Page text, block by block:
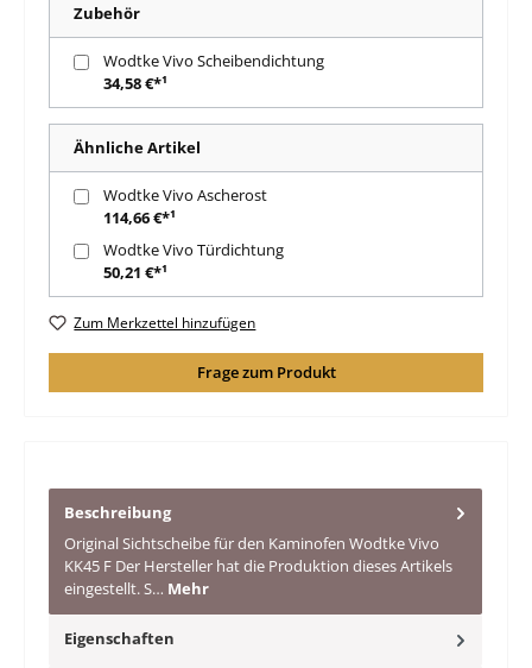
Zubehör
Wodtke Vivo Scheibendichtung
34,58 €*¹
Ähnliche Artikel
Wodtke Vivo Ascherost
114,66 €*¹
Wodtke Vivo Türdichtung
50,21 €*¹
Zum Merkzettel hinzufügen
Frage zum Produkt
Beschreibung
Original Sichtscheibe für den Kaminofen Wodtke Vivo
KK45 F Der Hersteller hat die Produktion dieses Artikels
eingestellt. S… Mehr
Eigenschaften